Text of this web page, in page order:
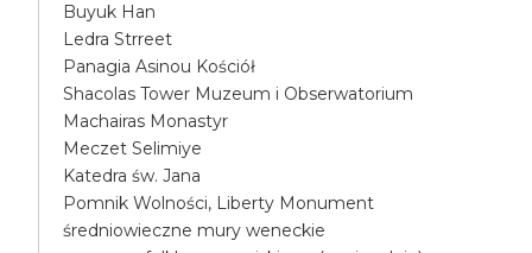
Buyuk Han
Ledra Strreet
Panagia Asinou Kościół
Shacolas Tower Muzeum i Obserwatorium
Machairas Monastyr
Meczet Selimiye
Katedra św. Jana
Pomnik Wolności, Liberty Monument
średniowieczne mury weneckie